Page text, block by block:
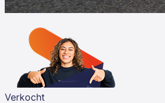
Verkocht